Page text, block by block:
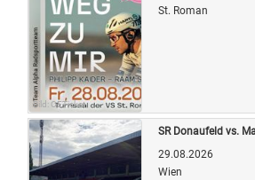
Bild: OETicket
St. Roman
SR Donaufeld vs.
29.08.2026
Wien